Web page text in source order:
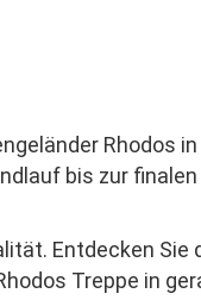
Rhodos
bis zur
Entdecken Sie
Treppe in